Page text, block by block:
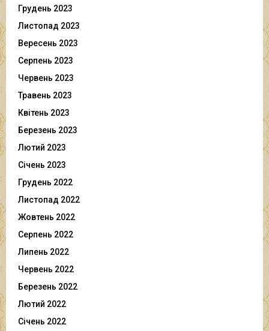
Грудень 2023
Листопад 2023
Вересень 2023
Серпень 2023
Червень 2023
Травень 2023
Квітень 2023
Березень 2023
Лютий 2023
Січень 2023
Грудень 2022
Листопад 2022
Жовтень 2022
Серпень 2022
Липень 2022
Червень 2022
Березень 2022
Лютий 2022
Січень 2022